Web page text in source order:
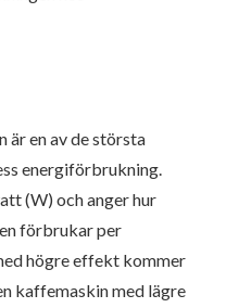
är en av de största
energiförbrukning.
(W) och anger hur
förbrukar per
högre effekt kommer
kaffemaskin med lägre